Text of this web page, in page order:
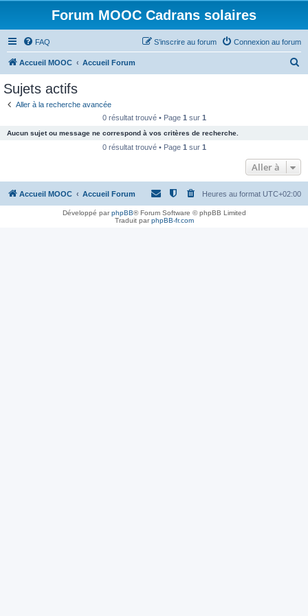
Forum MOOC Cadrans solaires
FAQ Connexion au forum
S’inscrire au forum
Accueil MOOC Accueil Forum
c
e
Sujets actifs
Aller à la recherche avancée
0 résultat trouvé • Page 1 sur 1
Aucun sujet ou message ne correspond à vos critères de recherche.
0 résultat trouvé • Page 1 sur 1
Aller à
Accueil MOOC Accueil Forum Heures au format UTC+02:00
Développé parphpBB® Forum Software © phpBB Limited
Traduit parphpBB-fr.com